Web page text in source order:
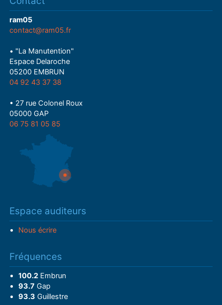
ram05
contact@ram05.fr
• "La Manutention"
Espace Delaroche
05200 EMBRUN
04 92 43 37 38
• 27 rue Colonel Roux
05000 GAP
06 75 81 05 85
Espace auditeurs
Nous écrire
Fréquences
100.2Embrun
93.7 Gap
93.3 Guillestre